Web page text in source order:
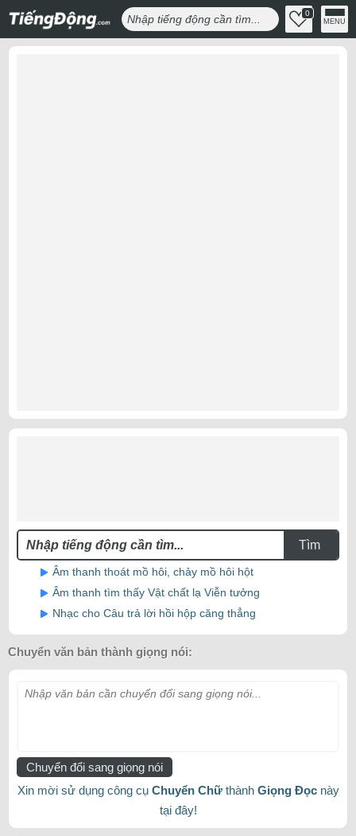
0
MENU
Tìm
Âm thanh thoát mồ hôi, chảy mồ hôi hột
Âm thanh tìm thấy Vật chất lạ Viễn tưởng
Nhạc cho Câu trả lời hồi hộp căng thẳng
Chuyển văn bản thành giọng nói:
Nhập văn bản cần chuyển đổi sang giọng nói...
Chuyển đổi sang giọng nói
Xin mời sử dụng công cụ Chuyển Chữthành Giọng Đọcnày
tại đây!